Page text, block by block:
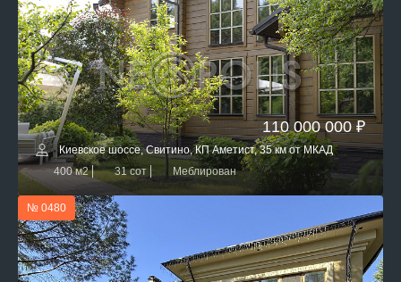
110 000 000 ₽
Киевское шоссе, Свитино, КП Аметист, 35 км от МКАД
400 м2
31 сот Меблирован
№ 0480